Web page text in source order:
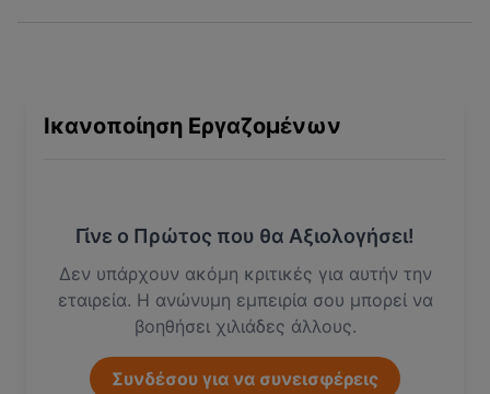
Ικανοποίηση Εργαζομένων
Γίνε ο Πρώτος που θα Αξιολογήσει!
Δεν υπάρχουν ακόμη κριτικές για αυτήν την
εταιρεία. Η ανώνυμη εμπειρία σου μπορεί να
βοηθήσει χιλιάδες άλλους.
Συνδέσου για να συνεισφέρεις